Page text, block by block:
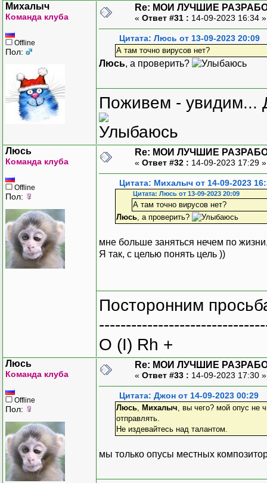
Михалыч
Команда клуба
Offline
Пол:
Re: МОИ ЛУЧШИЕ
« Ответ #31 : 14-09-2023 16:34
Цитата: Люсь от 13-09-2023 20:09
А там точно вирусов нет?
Люсь, а проверить?
Поживем - увидим...
Люсь
Команда клуба
Offline
Пол:
Re: МОИ ЛУЧШИЕ
« Ответ #32 : 14-09-2023 17:29
Цитата: Михалыч от 14-09-2023
Цитата: Люсь от 13-09-2023 20:09
А там точно вирусов нет?
Люсь, а проверить?
мне больше заняться нечем по
Я так, с целью понять цель ))
Посторонним
O (I) Rh +
Люсь
Команда клуба
Offline
Пол:
Re: МОИ ЛУЧШИЕ
« Ответ #33 : 14-09-2023 17:30
Цитата: Джон от 14-09-2023 00:29
Люсь, Михалыч , вы чего? мой опус
отправлять.
Не издевайтесь над талантом.
мы только опусы местных